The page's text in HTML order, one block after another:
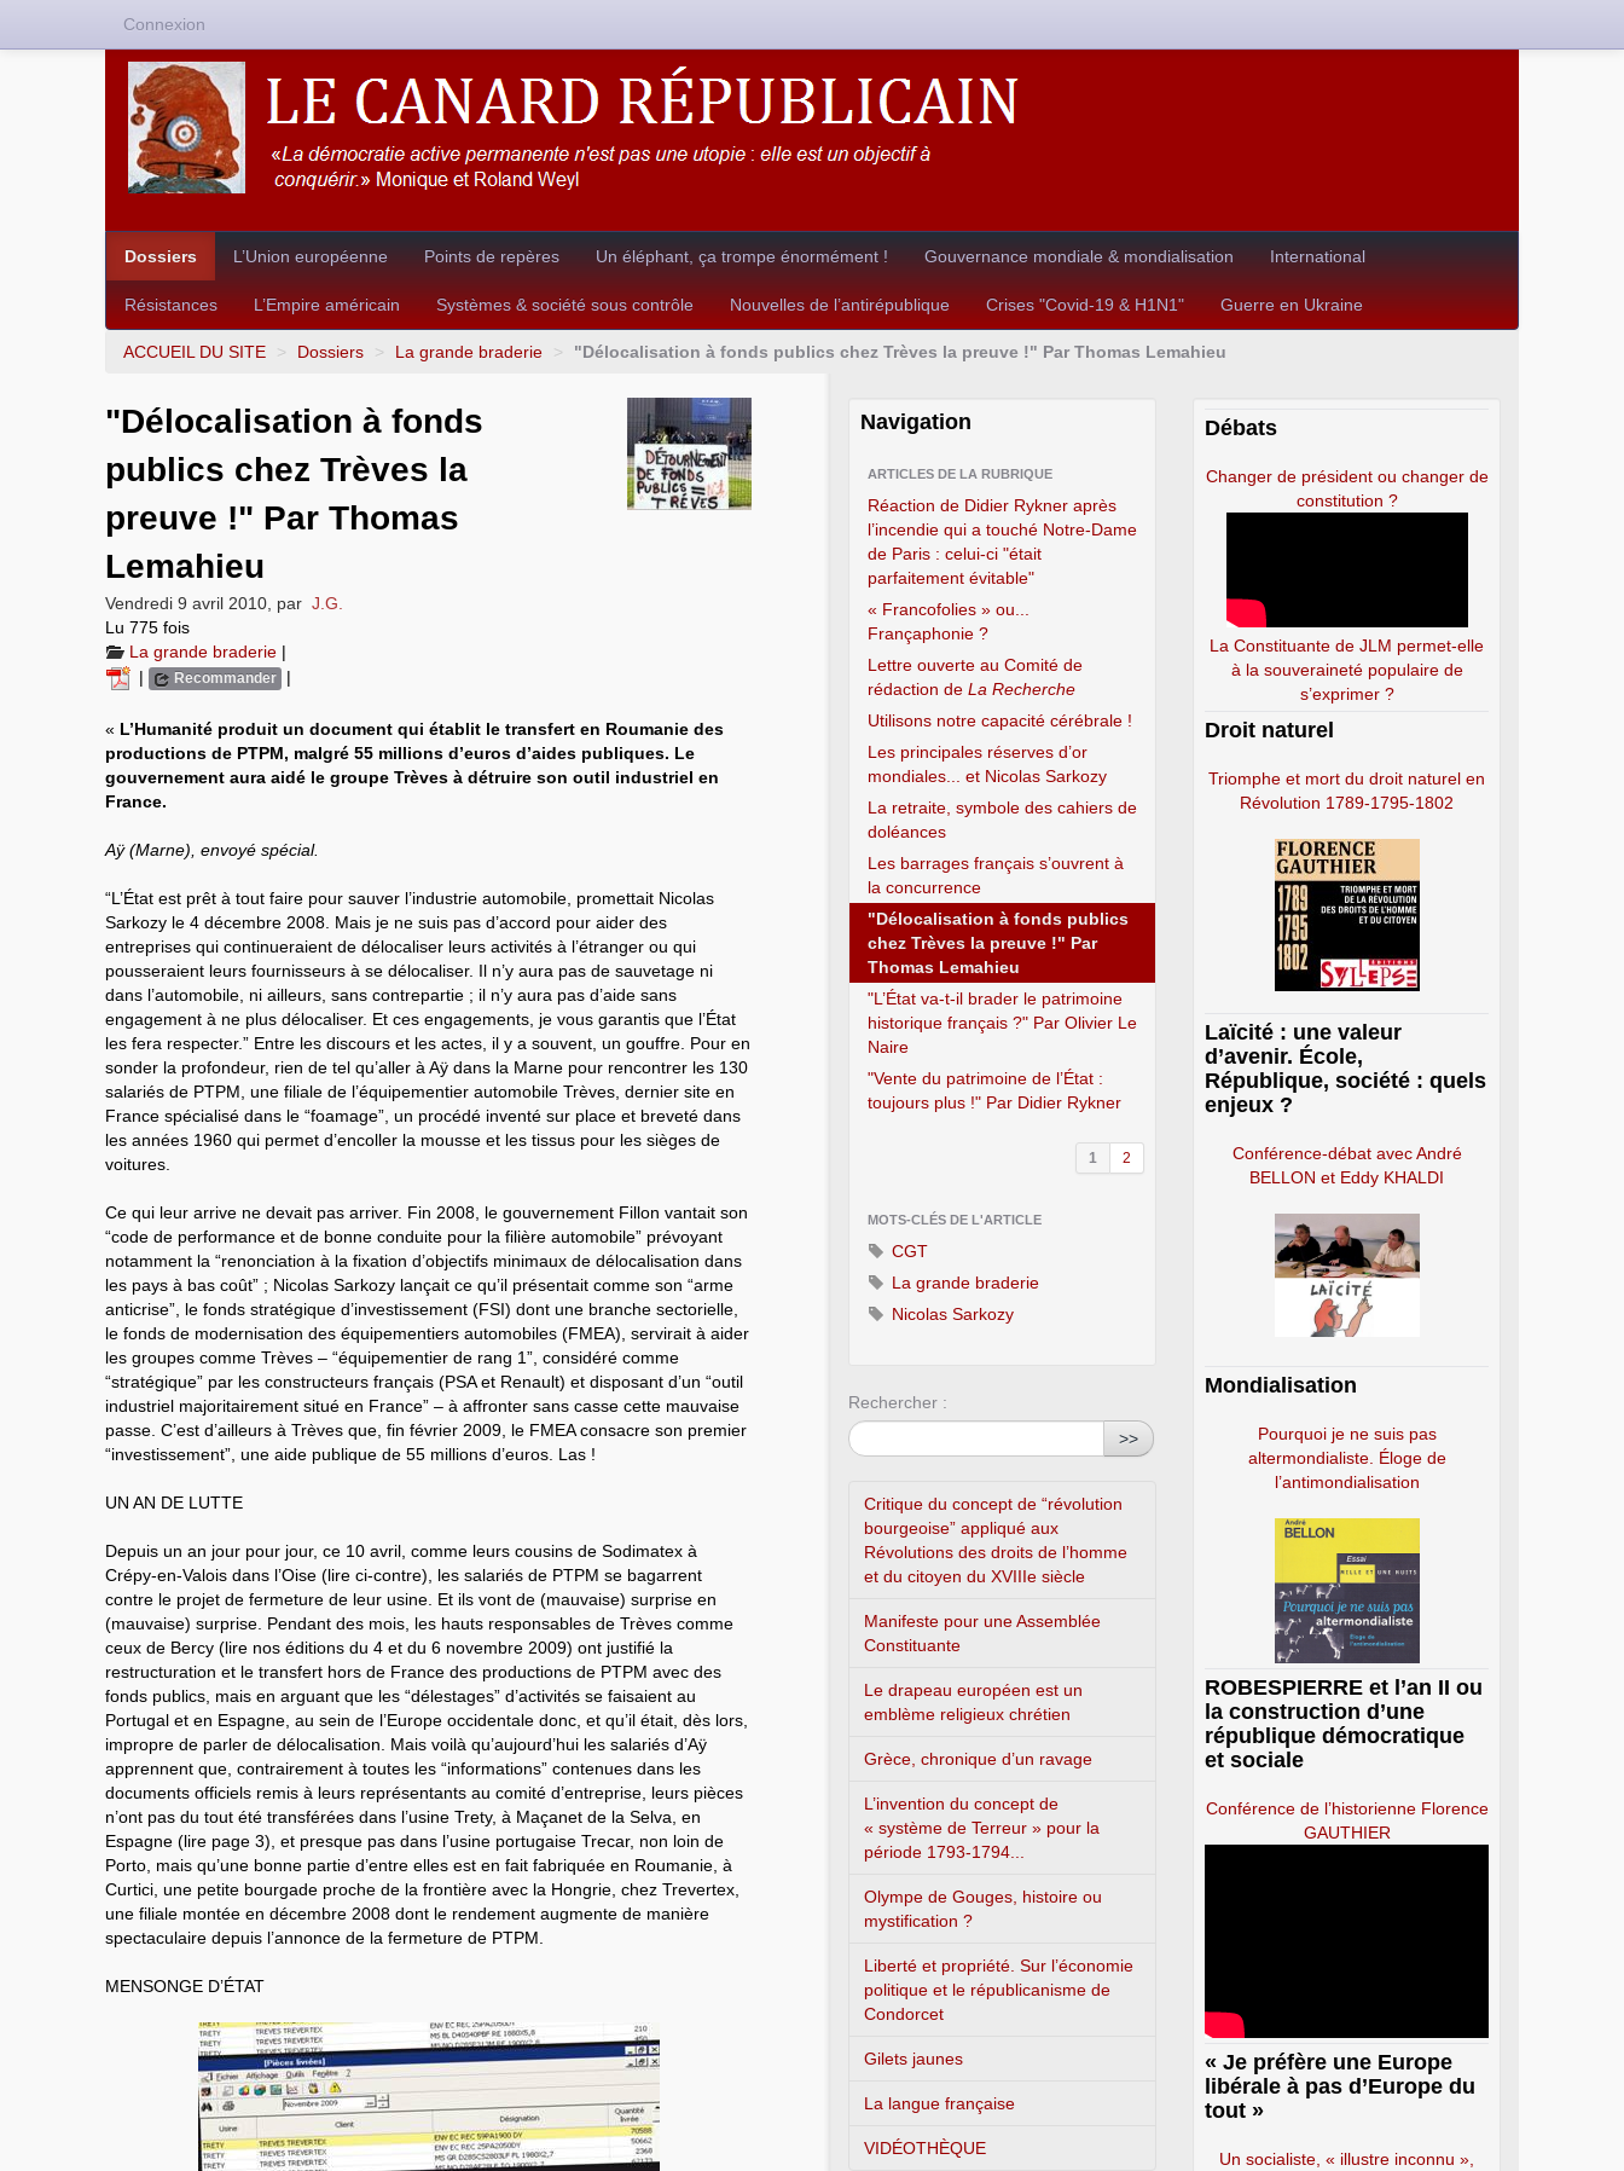
Dossiers L’Union européenne Points de repères Un éléphant, ça trompe énormément ! Gouvernance mondiale & mondialisation International
Résistances L’Empire américain Systèmes & société sous contrôle Nouvelles de l’antirépublique Crises "Covid-19 & H1N1" Guerre en Ukraine
ACCUEIL DU SITE > Dossiers > La grande braderie > "Délocalisation à fonds publics chez Trèves la preuve !" Par Thomas Lemahieu
"Délocalisation à fonds
publics chez Trèves la
preuve !" Par Thomas
Lemahieu
Vendredi 9 avril 2010 par J.G.
Lu 775 fois
La grande braderie |
|
Recommander |
« L’Humanité produit un document qui établit le transfert en Roumanie des
productions de PTPM, malgré 55 millions d’euros d’aides publiques. Le
gouvernement aura aidé le groupe Trèves à détruire son outil industriel en
France.
Aÿ (Marne), envoyé spécial.
“L’État est prêt à tout faire pour sauver l’industrie automobile, promettait Nicolas
Sarkozy le 4 décembre 2008. Mais je ne suis pas d’accord pour aider des
entreprises qui continueraient de délocaliser leurs activités à l’étranger ou qui
pousseraient leurs fournisseurs à se délocaliser. Il n’y aura pas de sauvetage ni
dans l’automobile, ni ailleurs, sans contrepartie ; il n’y aura pas d’aide sans
engagement à ne plus délocaliser. Et ces engagements, je vous garantis que l’État
les fera respecter.” Entre les discours et les actes, il y a souvent, un gouffre. Pour en
sonder la profondeur, rien de tel qu’aller à Aÿ dans la Marne pour rencontrer les 130
salariés de PTPM, une filiale de l’équipementier automobile Trèves, dernier site en
France spécialisé dans le “foamage”, un procédé inventé sur place et breveté dans
les années 1960 qui permet d’encoller la mousse et les tissus pour les sièges de
voitures.
Ce qui leur arrive ne devait pas arriver. Fin 2008, le gouvernement Fillon vantait son
“code de performance et de bonne conduite pour la filière automobile” prévoyant
notamment la “renonciation à la fixation d’objectifs minimaux de délocalisation dans
les pays à bas coût” ; Nicolas Sarkozy lançait ce qu’il présentait comme son “arme
anticrise”, le fonds stratégique d’investissement (FSI) dont une branche sectorielle,
le fonds de modernisation des équipementiers automobiles (FMEA), servirait à aider
les groupes comme Trèves – “équipementier de rang 1”, considéré comme
“stratégique” par les constructeurs français (PSA et Renault) et disposant d’un “outil
industriel majoritairement situé en France” – à affronter sans casse cette mauvaise
passe. C’est d’ailleurs à Trèves que, fin février 2009, le FMEA consacre son premier
“investissement”, une aide publique de 55 millions d’euros. Las !
UN AN DE LUTTE
Depuis un an jour pour jour, ce 10 avril, comme leurs cousins de Sodimatex à
Crépy-en-Valois dans l’Oise (lire ci-contre), les salariés de PTPM se bagarrent
contre le projet de fermeture de leur usine. Et ils vont de (mauvaise) surprise en
(mauvaise) surprise. Pendant des mois, les hauts responsables de Trèves comme
ceux de Bercy (lire nos éditions du 4 et du 6 novembre 2009) ont justifié la
restructuration et le transfert hors de France des productions de PTPM avec des
fonds publics, mais en arguant que les “délestages” d’activités se faisaient au
Portugal et en Espagne, au sein de l’Europe occidentale donc, et qu’il était, dès lors,
impropre de parler de délocalisation. Mais voilà qu’aujourd’hui les salariés d’Aÿ
apprennent que, contrairement à toutes les “informations” contenues dans les
documents officiels remis à leurs représentants au comité d’entreprise, leurs pièces
n’ont pas du tout été transférées dans l’usine Trety, à Maçanet de la Selva, en
Espagne (lire page 3), et presque pas dans l’usine portugaise Trecar, non loin de
Porto, mais qu’une bonne partie d’entre elles est en fait fabriquée en Roumanie, à
Curtici, une petite bourgade proche de la frontière avec la Hongrie, chez Trevertex,
une filiale montée en décembre 2008 dont le rendement augmente de manière
spectaculaire depuis l’annonce de la fermeture de PTPM.
MENSONGE D’ÉTAT
Navigation
ARTICLES DE LA RUBRIQUE
Réaction de Didier Rykner après
l’incendie qui a touché Notre-Dame
de Paris : celui-ci "était
parfaitement évitable"
« Francofolies » ou...
Françaphonie ?
Lettre ouverte au Comité de
rédaction de La Recherche
Utilisons notre capacité cérébrale !
Les principales réserves d’or
mondiales... et Nicolas Sarkozy
La retraite, symbole des cahiers de
doléances
Les barrages français s’ouvrent à
la concurrence
"Délocalisation à fonds publics
chez Trèves la preuve !" Par
Thomas Lemahieu
"L’État va-t-il brader le patrimoine
historique français ?" Par Olivier Le
Naire
"Vente du patrimoine de l’État :
toujours plus !" Par Didier Rykner
1 2
MOTS-CLÉS DE L'ARTICLE
CGT
La grande braderie
Nicolas Sarkozy
Rechercher :
>>
Critique du concept de “révolution
bourgeoise” appliqué aux
Révolutions des droits de l’homme
et du citoyen du XVIIIe siècle
Manifeste pour une Assemblée
Constituante
Le drapeau européen est un
emblème religieux chrétien
Grèce, chronique d’un ravage
L’invention du concept de
« système de Terreur » pour la
période 1793-1794...
Olympe de Gouges, histoire ou
mystification ?
Liberté et propriété. Sur l’économie
politique et le républicanisme de
Condorcet
Gilets jaunes
La langue française
VIDÉOTHÈQUE
Débats
Changer de président ou changer de
constitution ?
La Constituante de JLM permet-elle
à la souveraineté populaire de
s’exprimer ?
Droit naturel
Triomphe et mort du droit naturel en
Révolution 1789-1795-1802
Laïcité : une valeur
d’avenir. École,
République, société : quels
enjeux ?
Conférence-débat avec André
BELLON et Eddy KHALDI
Mondialisation
Pourquoi je ne suis pas
altermondialiste. Éloge de
l’antimondialisation
ROBESPIERRE et l’an II ou
la construction d’une
république démocratique
et sociale
Conférence de l’historienne Florence
GAUTHIER
« Je préfère une Europe
libérale à pas d’Europe du
tout »
Un socialiste, « illustre inconnu »,
Connexion